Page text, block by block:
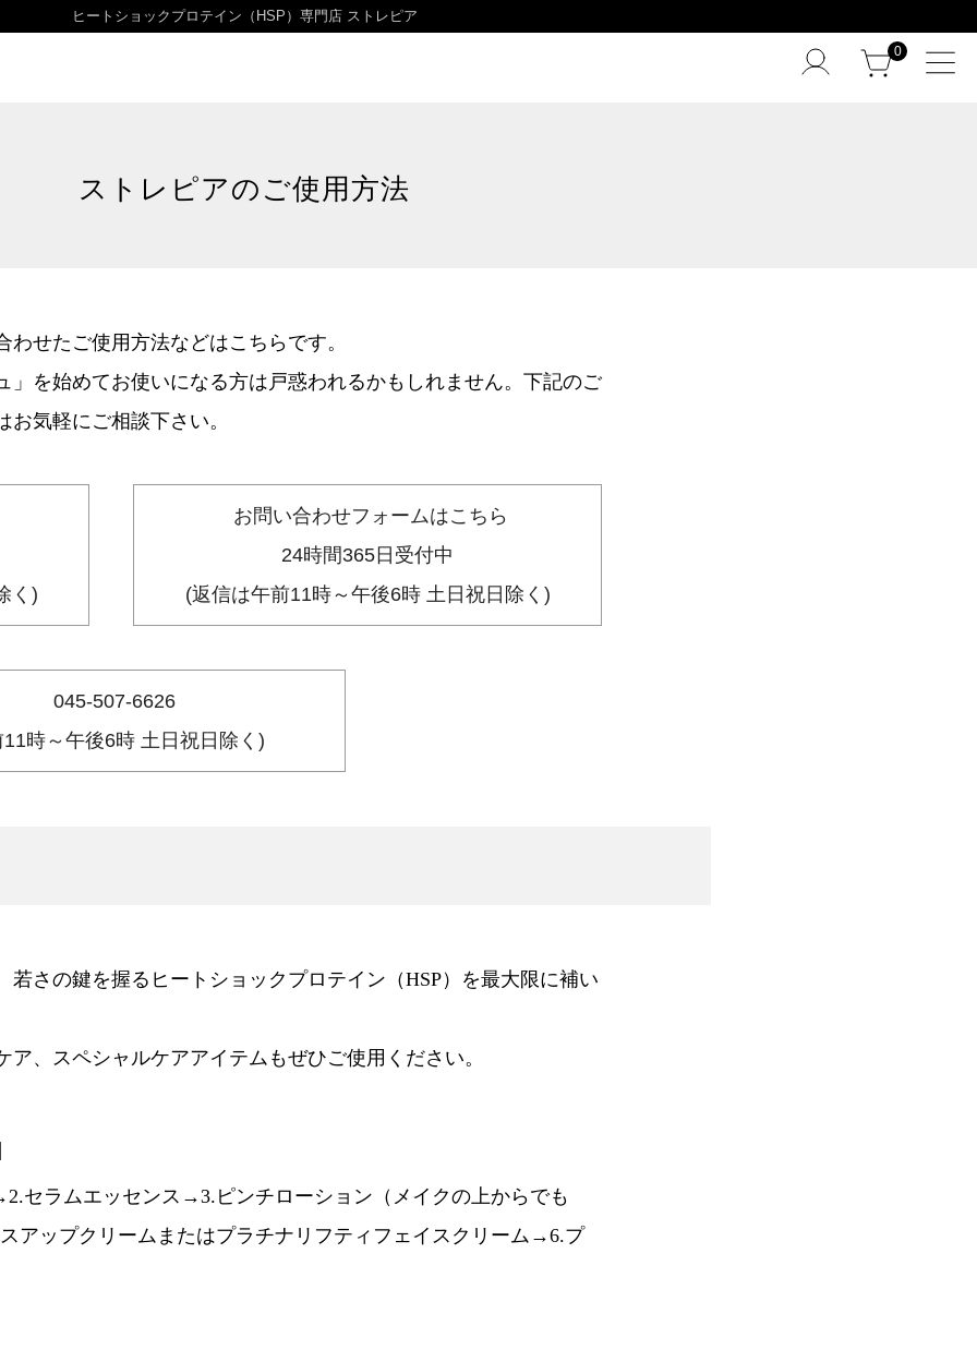
ヒートショックプロテイン（HSP）専門店 ストレピア
0
ストレピアのご使用方法
せたご使用方法などはこちらです。
」を始めてお使いになる方は戸惑われるかもしれません。下記のご
気軽にご相談下さい。
く)
お問い合わせフォームはこちら
24時間365日受付中
(返信は午前11時～午後6時 土日祝日除く)
045-507-6626
時～午後6時 土日祝日除く)
さの鍵を握るヒートショックプロテイン（HSP）を最大限に補い
、スペシャルケアアイテムもぜひご使用ください。
セラムエッセンス→3.ピンチローション（メイクの上からでも
アップクリームまたはプラチナリフティフェイスクリーム→6.プ